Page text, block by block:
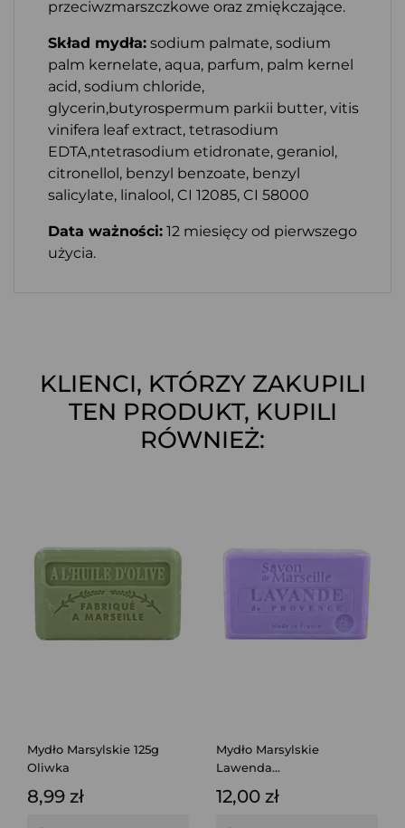
przeciwzmarszczkowe oraz zmiękczające.
Skład mydła: sodium palmate, sodium
palm kernelate, aqua, parfum, palm kernel
acid, sodium chloride,
glycerin,butyrospermum parkii butter, vitis
vinifera leaf extract, tetrasodium
EDTA,ntetrasodium etidronate, geraniol,
citronellol, benzyl benzoate, benzyl
salicylate, linalool, CI 12085, CI 58000
Data ważności: 12 miesięcy od pierwszego
użycia.
KLIENCI, KTÓRZY ZAKUPILI
TEN PRODUKT, KUPILI
RÓWNIEŻ:
Mydło Marsylskie 125g
Oliwka
8,99 zł
Mydło Marsylskie
Lawenda...
12,00 zł